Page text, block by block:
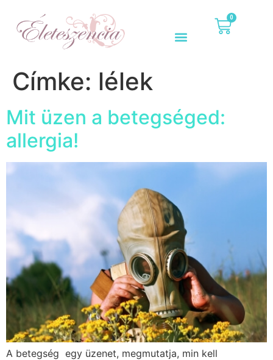
0
Címke: lélek
Mit üzen a betegséged:
allergia!
A betegség egy üzenet, megmutatja, min kell